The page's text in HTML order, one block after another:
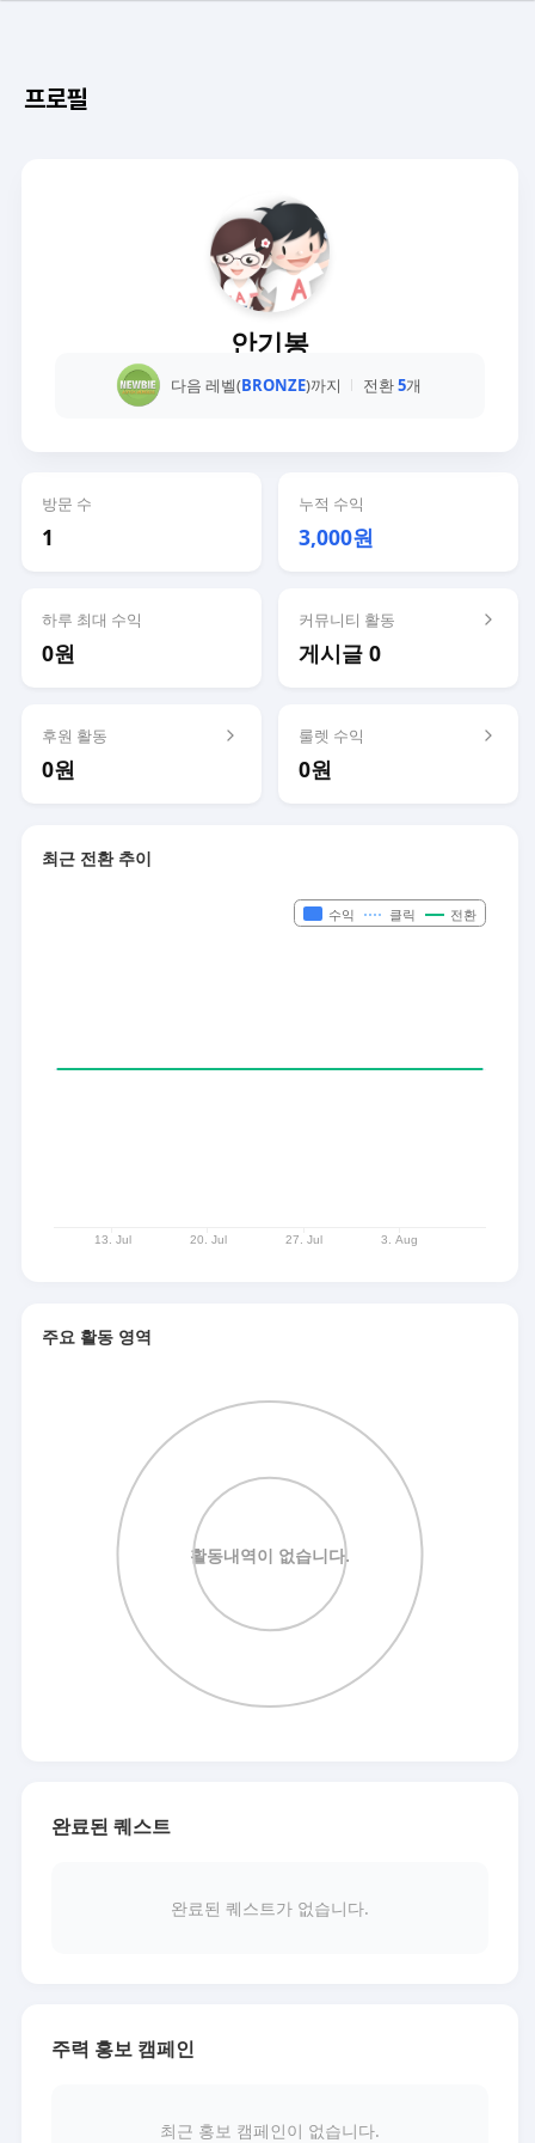
프로필
안기봉
다음 레벨(BRONZE)까지 전환5개
방문 수
1
누적 수익
3,000원
하루 최대 수익
0원
커뮤니티 활동
게시글 0
후원 활동
0원
룰렛 수익
0원
최근 전환 추이
주요 활동 영역
완료된 퀘스트
완료된 퀘스트가 없습니다.
주력 홍보 캠페인
최근 홍보 캠페인이 없습니다.